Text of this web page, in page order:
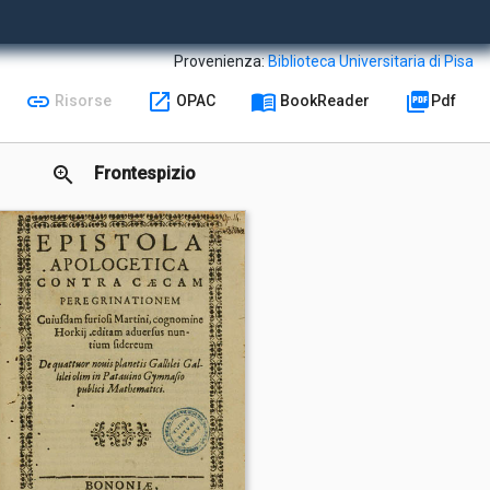
Provenienza:Biblioteca Universitaria di Pisa
link Risorse open_in_new OPAC menu_book BookReader picture_as_pdf Pdf
zoom_in Frontespizio